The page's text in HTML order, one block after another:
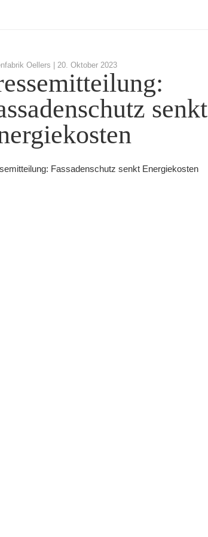
Oellers | 20. Oktober 2023
senkt
Fassadenschutz senkt Energiekosten